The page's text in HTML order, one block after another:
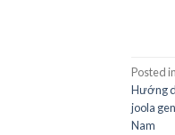
Posted in
Hướng
joola
Nam